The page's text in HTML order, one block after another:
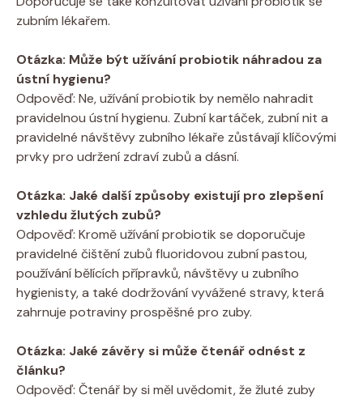
zubním lékařem.
Otázka: Může být užívání probiotik náhradou za
ústní hygienu?
Odpověď: Ne, užívání probiotik by nemělo nahradit
pravidelnou ústní hygienu. Zubní kartáček, zubní nit a
pravidelné návštěvy zubního lékaře zůstávají klíčovými
prvky pro udržení zdraví zubů a dásní.
Otázka: Jaké další způsoby existují pro zlepšení
vzhledu žlutých zubů?
Odpověď: Kromě užívání probiotik se doporučuje
pravidelné čištění zubů fluoridovou zubní pastou,
používání bělících přípravků, návštěvy u zubního
hygienisty, a také dodržování vyvážené stravy, která
zahrnuje potraviny prospěšné pro zuby.
Otázka: Jaké závěry si může čtenář odnést z
článku?
Odpověď: Čtenář by si měl uvědomit, že žluté zuby